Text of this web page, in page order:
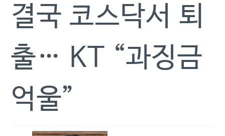
결국 코스닥서 퇴
출… KT “과징금
억울”